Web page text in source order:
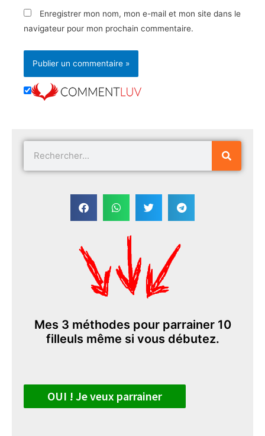
Enregistrer mon nom, mon e-mail et mon site dans le
navigateur pour mon prochain commentaire.
Mes 3 méthodes pour parrainer 10
filleuls même si vous débutez.
OUI ! Je veux parrainer